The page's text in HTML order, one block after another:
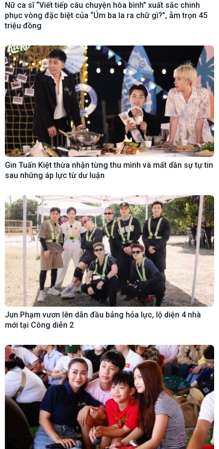
Nữ ca sĩ “Viết tiếp câu chuyện hòa bình” xuất sắc chinh
phục vòng đặc biệt của “Úm ba la ra chữ gì?”, ẵm trọn 45
triệu đồng
Gin Tuấn Kiệt thừa nhận từng thu mình và mất dần sự tự tin
sau những áp lực từ dư luận
Jun Phạm vươn lên dẫn đầu bảng hỏa lực, lộ diện 4 nhà
mới tại Công diễn 2